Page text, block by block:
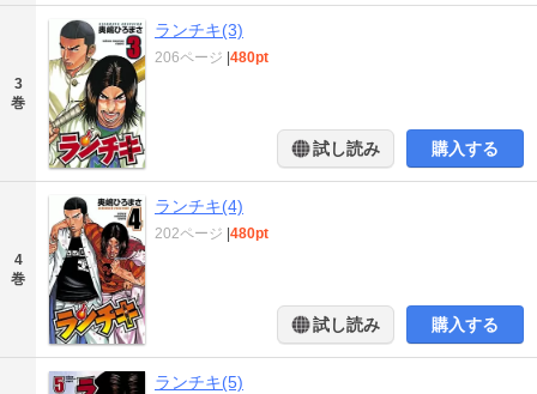
3
巻
ランチキ(3)
206ページ 480pt
試し読み 購入する
4
巻
ランチキ(4)
202ページ 480pt
試し読み 購入する
ランチキ(5)